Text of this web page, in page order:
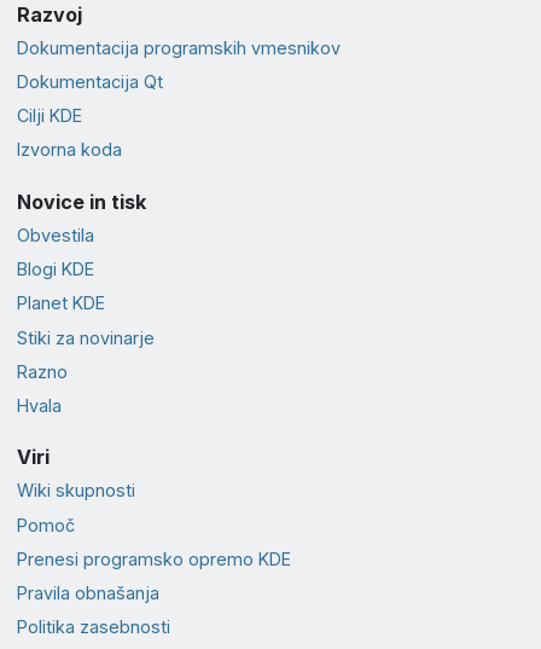
Razvoj
Dokumentacija programskih vmesnikov
Dokumentacija Qt
Cilji KDE
Izvorna koda
Novice in tisk
Obvestila
Blogi KDE
Planet KDE
Stiki za novinarje
Razno
Hvala
Viri
Wiki skupnosti
Pomoč
Prenesi programsko opremo KDE
Pravila obnašanja
Politika zasebnosti